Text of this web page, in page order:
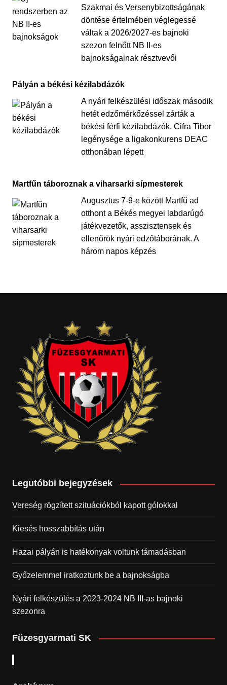
Szakmai és Versenybizottságának
döntése értelmében véglegessé
váltak a 2026/2027-es bajnoki
szezon felnőtt NB II-es
bajnokságainak résztvevői
Pályán a békési kézilabdázók
A nyári felkészülési időszak második
hetét edzőmérkőzéssel zárták a
békési férfi kézilabdázók. Cifra Tibor
legénysége a ligakonkurens DEAC
otthonában lépett
Martfűn táboroznak a viharsarki sípmesterek
Augusztus 7-9-e között Martfű ad
otthont a Békés megyei labdarúgó
játékvezetők, asszisztensek és
ellenőrök nyári edzőtáborának. A
három napos képzés
Legutóbbi bejegyzések
Vereség rögzített szituációkból kapott gólokkal
Kiesés hosszabbítás után
Hazai pályán is hatékonyak voltunk támadásban
Győzelemmel iratkoztunk be a bajnokságba
Nyári felkészülés a 2023-2024 NB III-as bajnoki
szezonra
Füzesgyarmati SK